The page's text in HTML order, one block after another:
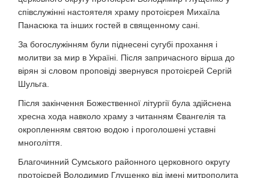
співслужінні настоятеля храму протоієрея Михаїла
Панасюка та інших гостей в священному сані.
За богослужінням були піднесені сугубі прохання і
молитви за мир в Україні. Після запричасного вірша до
вірян зі словом проповіді звернувся протоієрей Сергій
Шульга.
Після закінчення Божественної літургії була здійснена
хресна хода навколо храму з читанням Євангелія та
окропленням святою водою і проголошені уставні
многоліття.
Благочинний Сумського районного церковного округу
протоієрей Володимир Глущенко від імені митрополита